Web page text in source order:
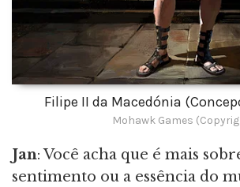
Filipe II da Macedónia
Mohawk Games
Jan: Você acha que é mais
sentimento ou a essência do